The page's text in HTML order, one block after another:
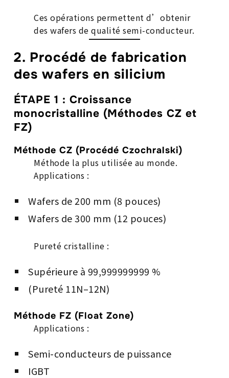
Ces opérations permettent d’obtenir
des wafers de qualité semi-conducteur.
2. Procédé de fabrication
des wafers en silicium
ÉTAPE 1 : Croissance
monocristalline (Méthodes CZ et
FZ)
Méthode CZ (Procédé Czochralski)
Méthode la plus utilisée au monde.
Applications :
Wafers de 200 mm (8 pouces)
Wafers de 300 mm (12 pouces)
Pureté cristalline :
Supérieure à 99,999999999 %
(Pureté 11N–12N)
Méthode FZ (Float Zone)
Applications :
Semi-conducteurs de puissance
IGBT